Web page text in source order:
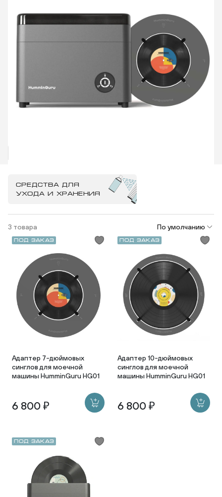
СРЕДСТВА ДЛЯ
УХОДА И ХРАНЕНИЯ
3 товара По умолчанию
Под заказ
Адаптер 7-дюймовых
синглов для моечной
машины HumminGuru HG01
6 800 ₽
Под заказ
Адаптер 10-дюймовых
синглов для моечной
машины HumminGuru HG01
6 800 ₽
Под заказ